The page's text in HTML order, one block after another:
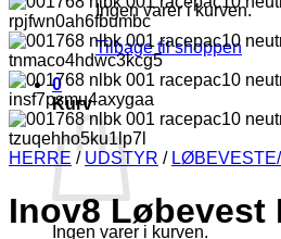
Ingen varer i kurven.
Tilbage til shoppen
0
Kurv
Ingen varer i kurven.
HERRE / UDSTYR /
Inov8 Løbevest